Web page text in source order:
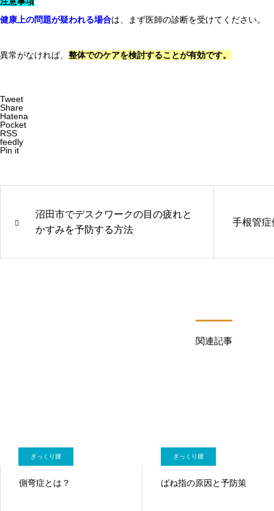
健康上の問題が疑われる場合は、まず医師の診断を受けてください。
異常がなければ、 整体でのケアを検討することが有効です。
Tweet
Share
Hatena
Pocket
RSS
feedly
Pin it
沼田市でデスクワークの目の疲れと
かすみを予防する方法
手根管症
関連記事
ぎっくり腰
側弯症とは？
ぎっくり腰
ばね指の原因と予防策